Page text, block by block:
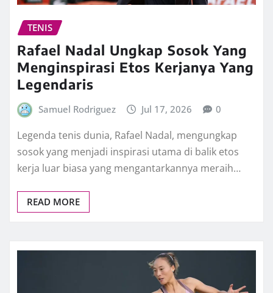
TENIS
Rafael Nadal Ungkap Sosok Yang
Menginspirasi Etos Kerjanya Yang
Legendaris
Samuel Rodriguez Jul 17, 2026 0
Legenda tenis dunia, Rafael Nadal, mengungkap
sosok yang menjadi inspirasi utama di balik etos
kerja luar biasa yang mengantarkannya meraih…
READ MORE